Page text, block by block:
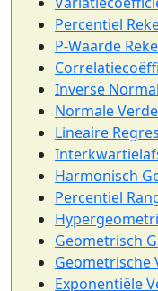
Percentiel
P-Waarde
Inverse
Normale
Lineaire
Harmonisch
Percentiel
Geometrisch
Geometrische
Exponentiële